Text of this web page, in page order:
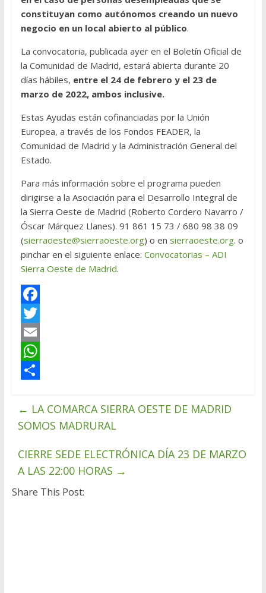
constituyan como autónomos creando un nuevo
negocio en un local abierto al público.
La convocatoria, publicada ayer en el Boletín Oficial de
la Comunidad de Madrid, estará abierta durante 20
días hábiles, entre el 24 de febrero y el 23 de
marzo de 2022, ambos inclusive.
Estas Ayudas están cofinanciadas por la Unión
Europea, a través de los Fondos FEADER, la
Comunidad de Madrid y la Administración General del
Estado.
Para más información sobre el programa pueden
dirigirse a la Asociación para el Desarrollo Integral de
la Sierra Oeste de Madrid (Roberto Cordero Navarro /
Óscar Márquez Llanes). 91 861 15 73 / 680 98 38 09
(sierraoeste@sierraoeste.org) o en sierraoeste.org. o
pinchar en el siguiente enlace: Convocatorias – ADI
Sierra Oeste de Madrid.
F
a
c
e
o
o
T
w
t
e
E
m
i
l
W
a
t
A
o
m
a
← LA COMARCA SIERRA OESTE DE MADRID
SOMOS MADRURAL
CIERRE SEDE ELECTRÓNICA DÍA 23 DE MARZO
A LAS 22:00 HORAS →
Share This Post: